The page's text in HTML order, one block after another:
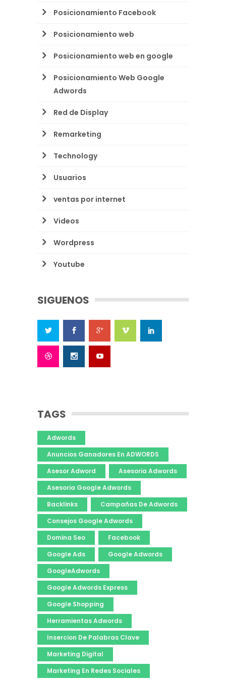
Posicionamiento Facebook
Posicionamiento web
Posicionamiento web en google
Posicionamiento Web Google
Adwords
Red de Display
Remarketing
Technology
Usuarios
ventas por internet
Videos
Wordpress
Youtube
SIGUENOS
TAGS
Adwords
Anuncios Ganadores En ADWORDS
Asesor Adword
Asesoria Adwords
Asesoria Google Adwords
Backlinks
Campañas De Adwords
Consejos Google Adwords
Domina Seo
Facebook
Google Ads
Google Adwords
GoogleAdwords
Google Adwords Express
Google Shopping
Herramientas Adwords
Insercion De Palabras Clave
Marketing Digital
Marketing En Redes Sociales